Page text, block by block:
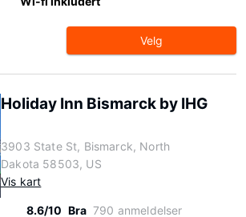
Velg
Holiday Inn Bismarck by IHG
3903 State St, Bismarck, North
Dakota 58503, US
Vis kart
8.6/10 Bra 790 anmeldelser